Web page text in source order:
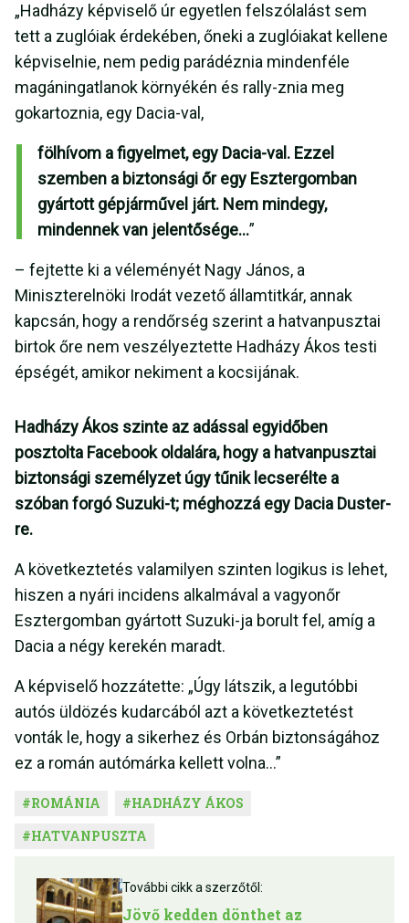
„Hadházy képviselő úr egyetlen felszólalást sem
tett a zuglóiak érdekében, őneki a zuglóiakat kellene
képviselnie, nem pedig parádéznia mindenféle
magáningatlanok környékén és rally-znia meg
gokartoznia, egy Dacia-val,
fölhívom a figyelmet, egy Dacia-val. Ezzel
szemben a biztonsági őr egy Esztergomban
gyártott gépjárművel járt. Nem mindegy,
mindennek van jelentősége…”
– fejtette ki a véleményét Nagy János, a
Miniszterelnöki Irodát vezető államtitkár, annak
kapcsán, hogy a rendőrség szerint a hatvanpusztai
birtok őre nem veszélyeztette Hadházy Ákos testi
épségét, amikor nekiment a kocsijának.
Hadházy Ákos szinte az adással egyidőben
posztolta Facebook oldalára, hogy a hatvanpusztai
biztonsági személyzet úgy tűnik lecserélte a
szóban forgó Suzuki-t; méghozzá egy Dacia Duster-
re.
A következtetés valamilyen szinten logikus is lehet,
hiszen a nyári incidens alkalmával a vagyonőr
Esztergomban gyártott Suzuki-ja borult fel, amíg a
Dacia a négy kerekén maradt.
A képviselő hozzátette: „Úgy látszik, a legutóbbi
autós üldözés kudarcából azt a következtetést
vonták le, hogy a sikerhez és Orbán biztonságához
ez a román autómárka kellett volna…”
#ROMÁNIA #HADHÁZY ÁKOS
#HATVANPUSZTA
További cikk a szerzőtől:
Jövő kedden dönthet az